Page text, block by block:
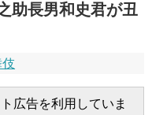
助長男和史君が丑
広告を利用していま